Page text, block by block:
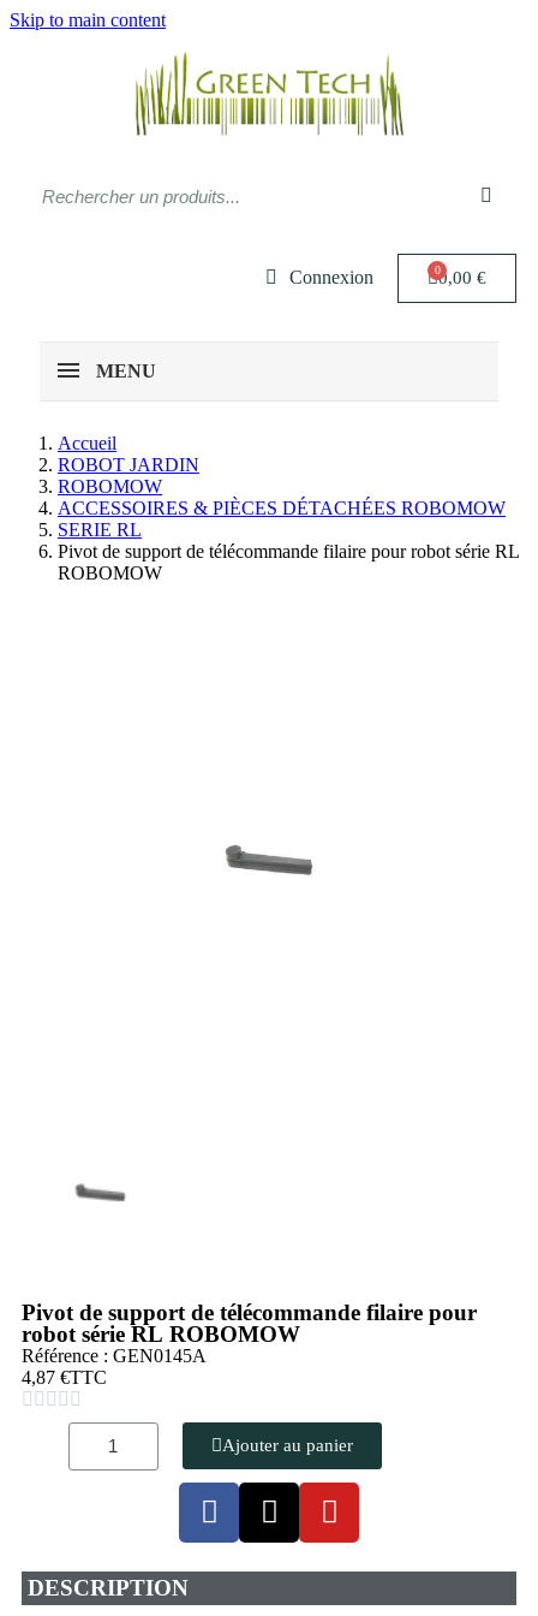
Skip to main content
Connexion 0,00 €
MENU
Accueil
ROBOT JARDIN
ROBOMOW
ACCESSOIRES & PIÈCES DÉTACHÉES ROBOMOW
SERIE RL
Pivot de support de télécommande filaire pour robot série RL
ROBOMOW
Pivot de support de télécommande filaire pour
robot série RL ROBOMOW
Référence : GEN0145A
4,87 €TTC
    
Ajouter au panier
DESCRIPTION